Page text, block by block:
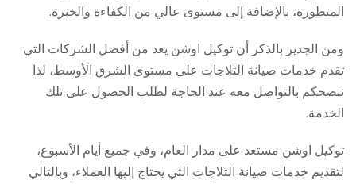
المتطورة، بالإضافة إلى مستوى عالي من الكفاءة والخبرة.
ومن الجدير بالذكر أن توكيل اوشن يعد من أفضل الشركات التي
تقدم خدمات صيانة الثلاجات على مستوى الشرق الأوسط، لذا
ننصحكم بالتواصل معه عند الحاجة لطلب الحصول على تلك
الخدمة.
توكيل اوشن مستعد على مدار العام، وفي جميع أيام الأسبوع،
لتقديم خدمات صيانة الثلاجات التي يحتاج إليها العملاء، وبالتالي